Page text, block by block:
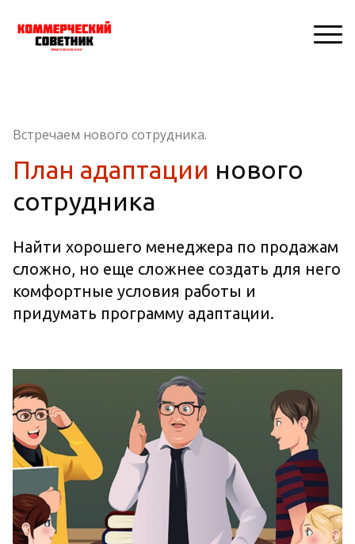
Встречаем нового сотрудника.
План адаптации нового
сотрудника
Найти хорошего менеджера по продажам
сложно, но еще сложнее создать для него
комфортные условия работы и
придумать программу адаптации.